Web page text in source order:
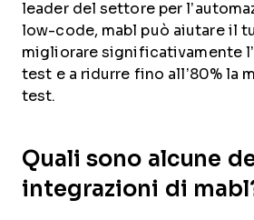
leader del settore per
low-code, mabl può aiutare il
migliorare significativamente
test e a ridurre fino all’80% la
test.
Quali sono alcune
integrazioni di